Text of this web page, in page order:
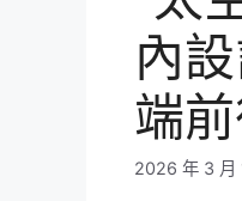
內
端
2026 年 3 月